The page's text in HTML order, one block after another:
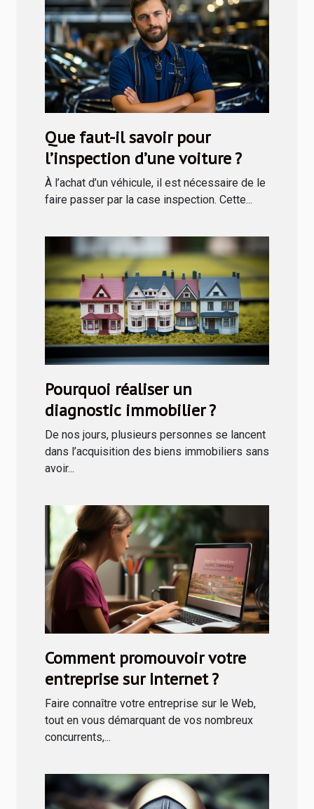
Que faut-il savoir pour
l’inspection d’une voiture ?
À l’achat d’un véhicule, il est nécessaire de le
faire passer par la case inspection. Cette...
Pourquoi réaliser un
diagnostic immobilier ?
De nos jours, plusieurs personnes se lancent
dans l’acquisition des biens immobiliers sans
avoir...
Comment promouvoir votre
entreprise sur Internet ?
Faire connaître votre entreprise sur le Web,
tout en vous démarquant de vos nombreux
concurrents,...